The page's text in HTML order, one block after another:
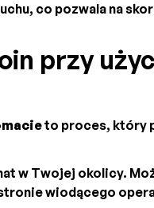
co pozwala na
przy
to proces, który
w Twojej okolicy.
wiodącego